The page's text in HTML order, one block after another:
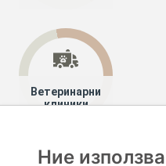
Ветеринарни
клиники
Специалисти
Ние